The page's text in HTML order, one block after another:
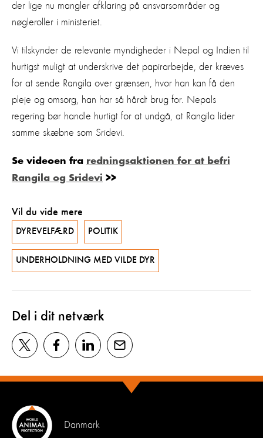
der lige nu mangler afklaring på ansvarsområder og
nøgleroller i ministeriet.
Vi tilskynder de relevante myndigheder i Nepal og Indien til
hurtigst muligt at underskrive det papirarbejde, der kræves
for at sende Rangila over grænsen, hvor han kan få den
pleje og omsorg, han har så hårdt brug for. Nepals
regering bør handle hurtigt for at undgå, at Rangila lider
samme skæbne som Sridevi.
Se videoen fra redningsaktionen for at befri
Rangila og Sridevi >>
Vil du vide mere
DYREVELFÆRD POLITIK
UNDERHOLDNING MED VILDE DYR
Del i dit netværk
Danmark